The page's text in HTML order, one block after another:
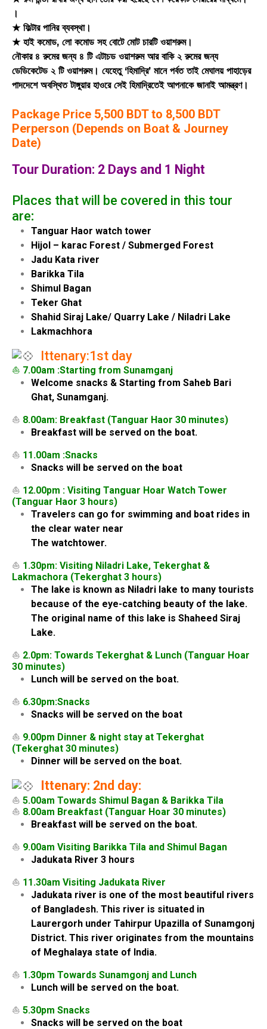
।
★ ফিল্টার পানির ব্যবস্থা।
★ হাই কমোড, লো কমোড সহ বোটে মোট চারটি ওয়াশরুম।
নৌকার ৪ রুমের জন্য ৪ টি এটাচড ওয়াশরুম আর বাকি ২ রুমের জন্য
ডেডিকেটেড ২ টি ওয়াশরুম। যেহেতু ‘হিমাদ্রি’ মানে পর্বত তাই মেঘালয় পাহাড়ের
পাদদেশে অবস্থিত টাঙ্গুয়ার হাওরে সেই হিমাদ্রিতেই আপনাকে জানাই আমন্ত্রণ।
Package Price 5,500 BDT to 8,500 BDT
Perperson (Depends on Boat & Journey
Date)
Tour Duration: 2 Days and 1 Night
Places that will be covered in this tour
are:
Tanguar Haor watch tower
Hijol – karac Forest / Submerged Forest
Jadu Kata river
Barikka Tila
Shimul Bagan
Teker Ghat
Shahid Siraj Lake/ Quarry Lake / Niladri Lake
Lakmachhora
Ittenary:1st day
⛵ 7.00am :Starting from Sunamganj
Welcome snacks & Starting from Saheb Bari
Ghat, Sunamganj.
⛵ 8.00am: Breakfast (Tanguar Haor 30 minutes)
Breakfast will be served on the boat.
⛵ 11.00am :Snacks
Snacks will be served on the boat
⛵ 12.00pm : Visiting Tanguar Hoar Watch Tower
(Tanguar Haor 3 hours)
Travelers can go for swimming and boat rides in
the clear water near
The watchtower.
⛵ 1.30pm: Visiting Niladri Lake, Tekerghat &
Lakmachora (Tekerghat 3 hours)
The lake is known as Niladri lake to many tourists
because of the eye-catching beauty of the lake.
The original name of this lake is Shaheed Siraj
Lake.
⛵ 2.0pm: Towards Tekerghat & Lunch (Tanguar Hoar
30 minutes)
Lunch will be served on the boat.
⛵ 6.30pm:Snacks
Snacks will be served on the boat
⛵ 9.00pm Dinner & night stay at Tekerghat
(Tekerghat 30 minutes)
Dinner will be served on the boat.
Ittenary: 2nd day:
⛵ 5.00am Towards Shimul Bagan & Barikka Tila
⛵ 8.00am Breakfast (Tanguar Hoar 30 minutes)
Breakfast will be served on the boat.
⛵ 9.00am Visiting Barikka Tila and Shimul Bagan
Jadukata River 3 hours
⛵ 11.30am Visiting Jadukata River
Jadukata river is one of the most beautiful rivers
of Bangladesh. This river is situated in
Laurergorh under Tahirpur Upazilla of Sunamgonj
District. This river originates from the mountains
of Meghalaya state of India.
⛵ 1.30pm Towards Sunamgonj and Lunch
Lunch will be served on the boat.
⛵ 5.30pm Snacks
Snacks will be served on the boat